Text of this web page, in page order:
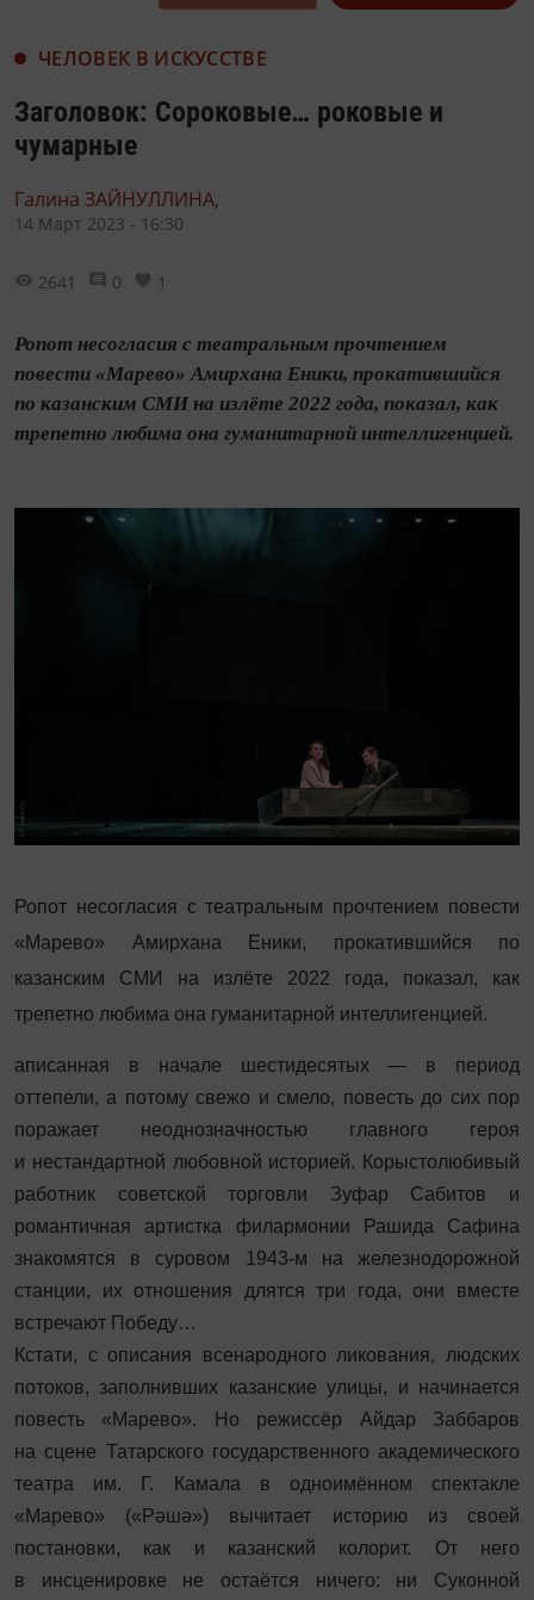
ЧЕЛОВЕК В ИСКУССТВЕ
Заголовок: Сороковые… роковые и
чумарные
Галина ЗАЙНУЛЛИНА,
14 Март 2023 - 16:30
2641 0 1
Ропот несогласия с театральным прочтением
повести «Марево» Амирхана Еники, прокатившийся
по казанским СМИ на излёте 2022 года, показал, как
трепетно любима она гуманитарной интеллигенцией.
Ропот несогласия с театральным прочтением повести
«Марево» Амирхана Еники, прокатившийся по
казанским СМИ на излёте 2022 года, показал, как
трепетно любима она гуманитарной интеллигенцией.
аписанная в начале шестидесятых — в период
оттепели, а потому свежо и смело, повесть до сих пор
поражает неоднозначностью главного героя
и нестандартной любовной историей. Корыстолюбивый
работник советской торговли Зуфар Сабитов и
романтичная артистка филармонии Рашида Сафина
знакомятся в суровом 1943-м на железнодорожной
станции, их отношения длятся три года, они вместе
встречают Победу…
Кстати, с описания всенародного ликования, людских
потоков, заполнивших казанские улицы, и начинается
повесть «Марево». Но режиссёр Айдар Заббаров
на сцене Татарского государственного академического
театра им. Г. Камала в одноимённом спектакле
«Марево» («Рәшә») вычитает историю из своей
постановки, как и казанский колорит. От него
в инсценировке не остаётся ничего: ни Суконной